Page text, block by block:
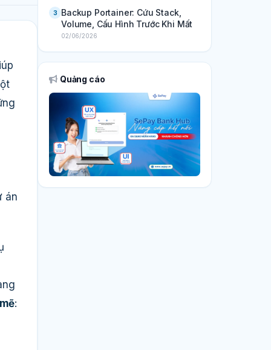
án
:
3
Backup Portainer: Cứu Stack,
Volume, Cấu Hình Trước Khi Mất
02/06/2026
Quảng cáo